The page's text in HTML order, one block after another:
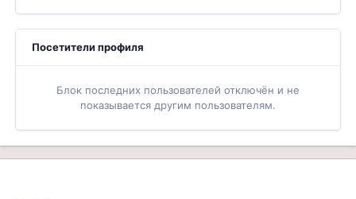
Посетители профиля
Блок последних пользователей отключён и не
показывается другим пользователям.